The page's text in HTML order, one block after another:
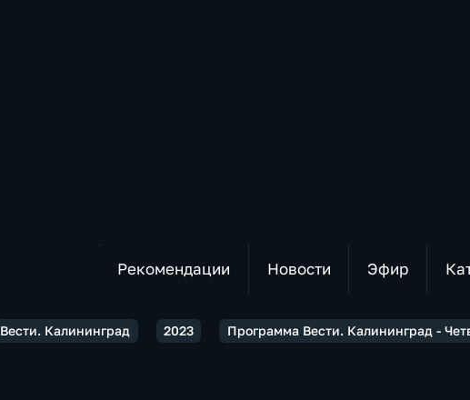
Рекомендации Новости Эфир
Вести. Калининград 2023 Программа Вести. Калининград -